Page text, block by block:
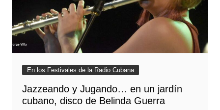
En los Festivales de la Radio Cubana
Jazzeando y Jugando… en un jardín
cubano, disco de Belinda Guerra